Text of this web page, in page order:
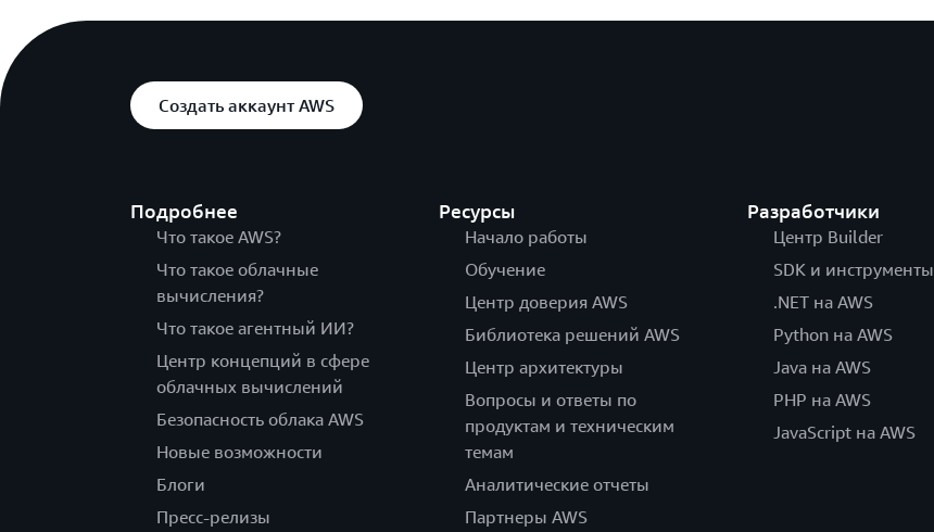
Создать аккаунт AWS
Подробнее
Что такое AWS?
Что такое облачные
вычисления?
Что такое агентный ИИ?
Центр концепций в сфере
облачных вычислений
Безопасность облака AWS
Новые возможности
Блоги
Пресс-релизы
Ресурсы
Начало работы
Обучение
Центр доверия AWS
Библиотека решений AWS
Центр архитектуры
Вопросы и ответы по
продуктам и техническим
темам
Аналитические отчеты
Партнеры AWS
Разработчики
Центр Builder
SDK и инструменты
.NET на AWS
Python на AWS
Java на AWS
PHP на AWS
JavaScript на AWS